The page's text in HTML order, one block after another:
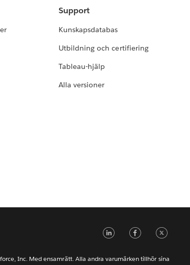
Support
Kunskapsdatabas
Utbildning och certifiering
Tableau-hjälp
Alla versioner
LinkedIn
Inc. Med ensamrätt. Alla andra varumärken tillhör sina